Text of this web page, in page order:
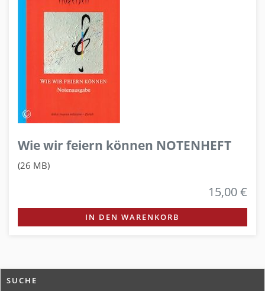
Wie wir feiern können NOTENHEFT
(26 MB)
15,00 €
IN DEN WARENKORB
SUCHE